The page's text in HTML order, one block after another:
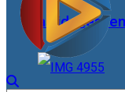
as idades,